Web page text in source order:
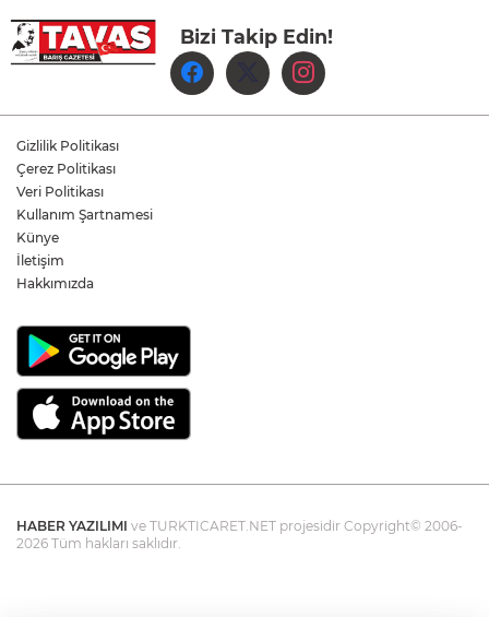
Çameli’de Festival Coşkusu Yatırımların
Açılışıyla Taçlandı
Denizli Büyükşehir Belediyespor Kadın
Yukatel Denizli Basket, Egemen Güven
ve Mustafa Sami Yılmaz’la yola devam
Bizi Takip Edin!
Gizlilik Politikası
Çerez Politikası
Veri Politikası
Kullanım Şartnamesi
Künye
İletişim
Hakkımızda
HABER YAZILIMI ve TURKTICARET.NET projesidir Copyright© 2006-
2026 Tüm hakları saklıdır.